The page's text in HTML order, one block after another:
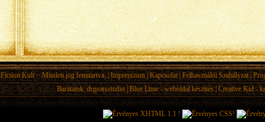
Fiction Kult− Minden jog fenntartva. | Impresszum| Kapcsolat| Felhasználói Szabályzat|
Barátaink:drgearsstudio| Blue Lime - weboldal készítés|Creative Kid -